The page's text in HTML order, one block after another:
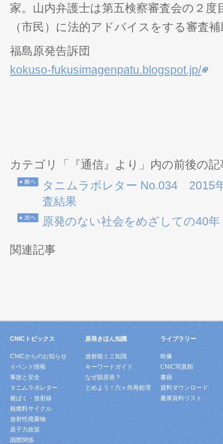
家。山内弁護士は第五検察審査会の２度
（市民）に法的アドバイスをする審査
福島原発告訴団
kokuso-fukusimagenpatu.blogspot.jp/
カテゴリ「『通信』より」内の前後の記
タニムラボレター No.034 2015
査結果
原発のない社会をめざしての40年
関連記事
CNICトピックス
CNICからのお知らせ
イベント情報
事故と安全
タニムラボレター
被ばく・放射線
核燃料サイクル
放射性廃棄物
原子力政策
国際関係
原発きほん知識
放射能ミニ知識
キーワードガイド
なぜ脱原発？
とめよう！六ヶ所再処理
ライブラリー
映像
CNIC写真館
書籍
資料ダウンロード
書庫資料リスト